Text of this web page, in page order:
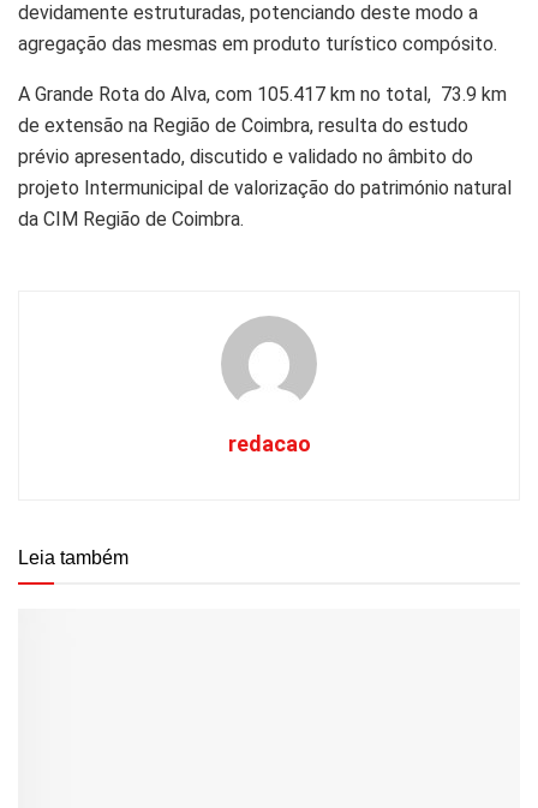
devidamente estruturadas, potenciando deste modo a
agregação das mesmas em produto turístico compósito.
A Grande Rota do Alva, com 105.417 km no total, 73.9 km
de extensão na Região de Coimbra, resulta do estudo
prévio apresentado, discutido e validado no âmbito do
projeto Intermunicipal de valorização do património natural
da CIM Região de Coimbra.
redacao
Leia também